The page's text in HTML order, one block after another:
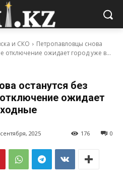
и СКО
Петропавловцы снова
отключение ожидает город уже в...
останутся без
ожидает
2025 0
176